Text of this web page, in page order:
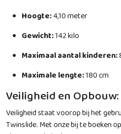
Hoogte:4,10 meter
Gewicht:142 kilo
Maximaal aantal kinderen:
Maximale lengte:180 cm
Veiligheid en Opbouw:
Veiligheid staat voorop bij het
Twinslide. Met onze bij te boeken